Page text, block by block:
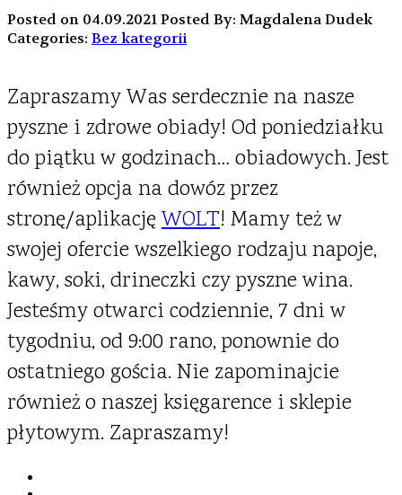
Posted on 04.09.2021Posted By: Magdalena Dudek
Categories: Bez kategorii
Zapraszamy Was serdecznie na nasze
pyszne i zdrowe obiady! Od poniedziałku
do piątku w godzinach… obiadowych. Jest
również opcja na dowóz przez
stronę/aplikacjęWOLT! Mamy też w
swojej ofercie wszelkiego rodzaju napoje,
kawy, soki, drineczki czy pyszne wina.
Jesteśmy otwarci codziennie, 7 dni w
tygodniu, od 9:00 rano, ponownie do
ostatniego gościa. Nie zapominajcie
również o naszej księgarence i sklepie
płytowym. Zapraszamy!